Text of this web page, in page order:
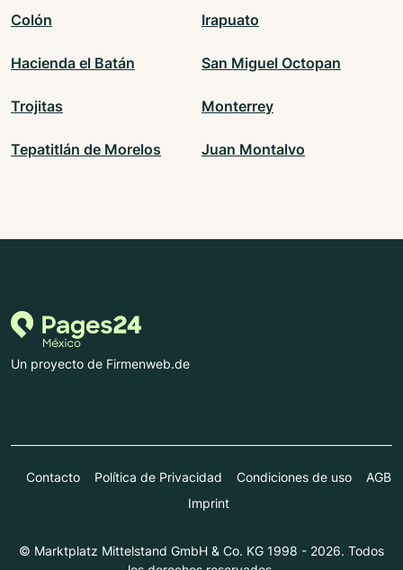
Colón Irapuato
Hacienda el Batán San Miguel Octopan
Trojitas Monterrey
Tepatitlán de Morelos Juan Montalvo
Un proyecto de Firmenweb.de
Contacto Política de Privacidad Condiciones de uso
AGB
Imprint
© Marktplatz Mittelstand GmbH & Co. KG 1998 - 2026. Todos